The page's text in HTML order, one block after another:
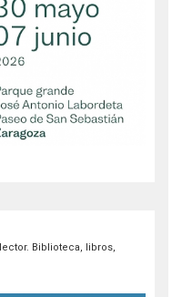
Biblioteca, libros,